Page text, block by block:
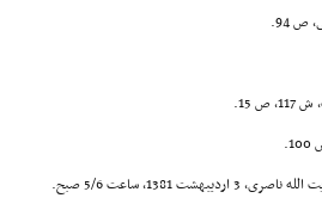
ص 94.
1381، ساعت 5/6 صبح.